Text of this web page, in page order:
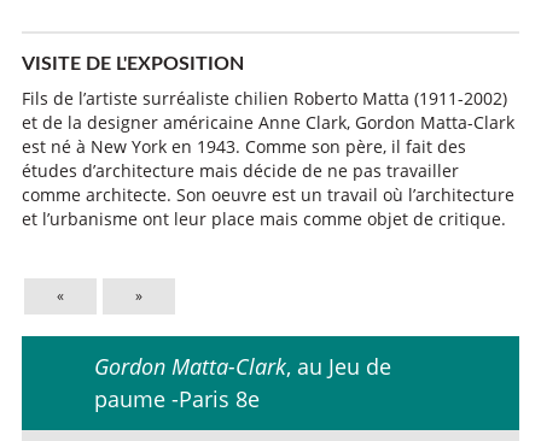
VISITE DE L'EXPOSITION
Fils de l’artiste surréaliste chilien Roberto Matta (1911-2002)
et de la designer américaine Anne Clark, Gordon Matta-Clark
est né à New York en 1943. Comme son père, il fait des
études d’architecture mais décide de ne pas travailler
comme architecte. Son oeuvre est un travail où l’architecture
et l’urbanisme ont leur place mais comme objet de critique.
« »
Gordon Matta-Clark, au Jeu de
paume -Paris 8e